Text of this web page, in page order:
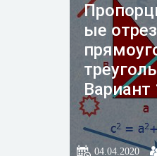
ые
Вариант
04.04.2020